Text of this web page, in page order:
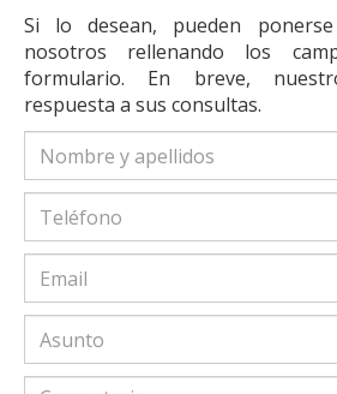
Si lo desean, pueden
nosotros rellenando los
formulario. En breve,
respuesta a sus consultas.